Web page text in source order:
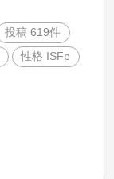
投稿 619件
性格 ISFp